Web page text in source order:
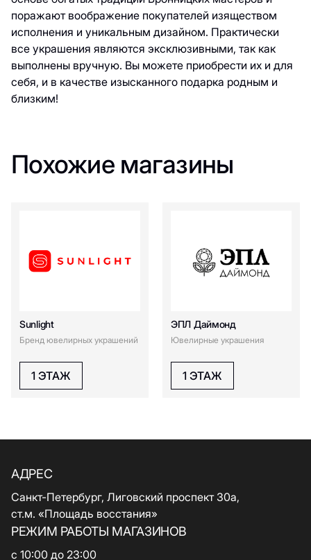
поражают воображение покупателей изяществом
исполнения и уникальным дизайном. Практически
все украшения являются эксклюзивными, так как
выполнены вручную. Вы можете приобрести их и для
себя, и в качестве изысканного подарка родным и
близким!
Похожие магазины
Sunlight
Бренд ювелирных украшений
1 ЭТАЖ
ЭПЛ Даймонд
Ювелирные украшения
1 ЭТАЖ
АДРЕС
Санкт-Петербург, Лиговский проспект 30а,
ст.м. «Площадь восстания»
РЕЖИМ РАБОТЫ МАГАЗИНОВ
с 10:00 до 23:00